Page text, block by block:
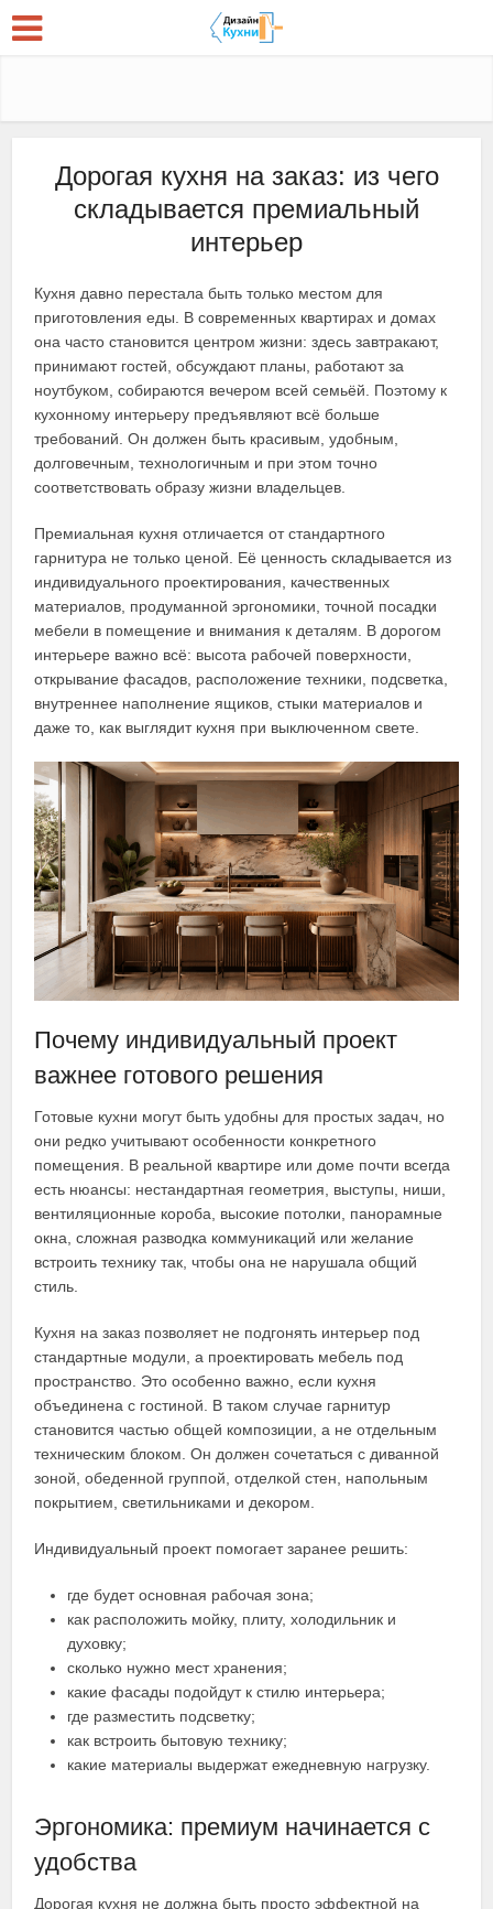
Дорогая кухня на заказ: из чего
складывается премиальный
интерьер
Кухня давно перестала быть только местом для
приготовления еды. В современных квартирах и домах
она часто становится центром жизни: здесь завтракают,
принимают гостей, обсуждают планы, работают за
ноутбуком, собираются вечером всей семьёй. Поэтому к
кухонному интерьеру предъявляют всё больше
требований. Он должен быть красивым, удобным,
долговечным, технологичным и при этом точно
соответствовать образу жизни владельцев.
Премиальная кухня отличается от стандартного
гарнитура не только ценой. Её ценность складывается из
индивидуального проектирования, качественных
материалов, продуманной эргономики, точной посадки
мебели в помещение и внимания к деталям. В дорогом
интерьере важно всё: высота рабочей поверхности,
открывание фасадов, расположение техники, подсветка,
внутреннее наполнение ящиков, стыки материалов и
даже то, как выглядит кухня при выключенном свете.
Почему индивидуальный проект
важнее готового решения
Готовые кухни могут быть удобны для простых задач, но
они редко учитывают особенности конкретного
помещения. В реальной квартире или доме почти всегда
есть нюансы: нестандартная геометрия, выступы, ниши,
вентиляционные короба, высокие потолки, панорамные
окна, сложная разводка коммуникаций или желание
встроить технику так, чтобы она не нарушала общий
стиль.
Кухня на заказ позволяет не подгонять интерьер под
стандартные модули, а проектировать мебель под
пространство. Это особенно важно, если кухня
объединена с гостиной. В таком случае гарнитур
становится частью общей композиции, а не отдельным
техническим блоком. Он должен сочетаться с диванной
зоной, обеденной группой, отделкой стен, напольным
покрытием, светильниками и декором.
Индивидуальный проект помогает заранее решить:
где будет основная рабочая зона;
как расположить мойку, плиту, холодильник и
духовку;
сколько нужно мест хранения;
какие фасады подойдут к стилю интерьера;
где разместить подсветку;
как встроить бытовую технику;
какие материалы выдержат ежедневную нагрузку.
Эргономика: премиум начинается с
удобства
Дорогая кухня не должна быть просто эффектной на